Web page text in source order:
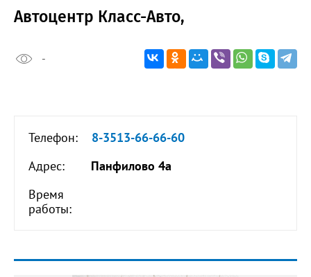
Автоцентр Класс-Авто,
-
Телефон:
8-3513-66-66-60
Адрес:
Панфилово 4а
Время
работы: